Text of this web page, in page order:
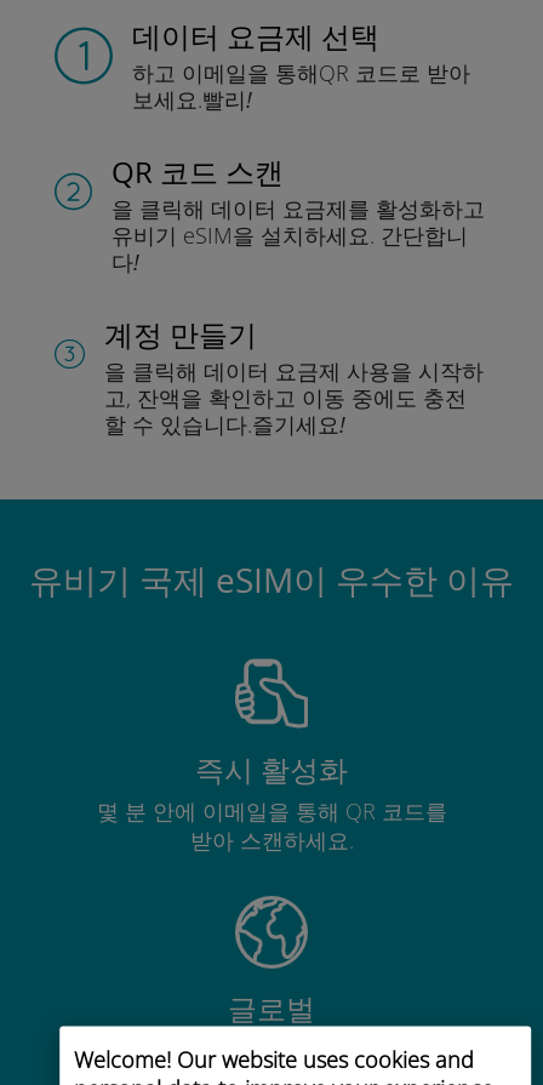
Welcome! Our website uses cookies and
데이터 요금제 선택
하고 이메일을 통해QR 코드로 받아
보세요.빨리!
QR 코드 스캔
을 클릭해 데이터 요금제를 활성화하고
유비기 eSIM을 설치하세요. 간단합니
다!
계정 만들기
을 클릭해 데이터 요금제 사용을 시작하
고, 잔액을 확인하고 이동 중에도 충전
할 수 있습니다.즐기세요!
유비기 국제 eSIM이 우수한 이유
즉시 활성화
몇 분 안에 이메일을 통해 QR 코드를
받아 스캔하세요.
글로벌
200개 이상의 목적지에서 전 세계 고
품질 셀룰러 연결 제공